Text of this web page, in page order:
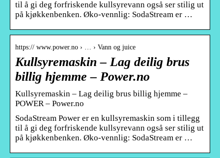
til å gi deg forfriskende kullsyrevann også ser stilig ut
på kjøkkenbenken. Øko-vennlig: SodaStream er …
https:// www.power.no › … › Vann og juice
Kullsyremaskin – Lag deilig brus
billig hjemme – Power.no
Kullsyremaskin – Lag deilig brus billig hjemme –
POWER – Power.no
SodaStream Power er en kullsyremaskin som i tillegg
til å gi deg forfriskende kullsyrevann også ser stilig ut
på kjøkkenbenken. Øko-vennlig: SodaStream er …